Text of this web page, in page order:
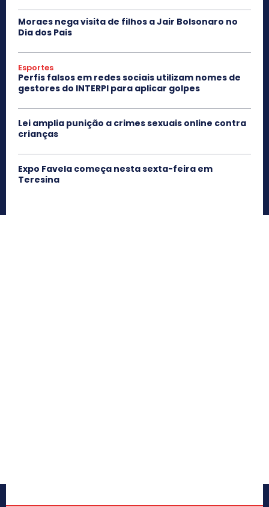
Moraes nega visita de filhos a Jair Bolsonaro no
Dia dos Pais
Esportes
Perfis falsos em redes sociais utilizam nomes de
gestores do INTERPI para aplicar golpes
Lei amplia punição a crimes sexuais online contra
crianças
Expo Favela começa nesta sexta-feira em
Teresina